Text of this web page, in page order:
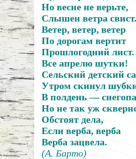
Но весне не верьте,
Слышен ветра свист.
Ветер, ветер, ветер
По дорогам вертит
Прошлогодний лист.
Все апрелю шутки!
Сельский детский
Утром скинул
В полдень —
Но не так уж
Обстоят дела,
Если верба, верба
Верба зацвела.
(А. Барто)